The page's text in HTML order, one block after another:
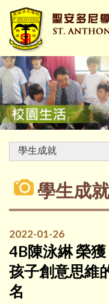
學生成就
2022-01-26
4B陳泳綝 榮
孩子創意思維
名